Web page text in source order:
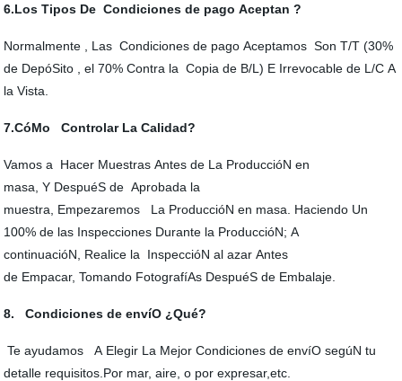
6.Los Tipos De Condiciones de pago Aceptan ?
Normalmente , Las Condiciones de pago Aceptamos Son T/T (30%
de DepóSito , el 70% Contra la Copia de B/L) E Irrevocable de L/C A
la Vista.
7.CóMo Controlar La Calidad?
Vamos a Hacer Muestras Antes de La ProduccióN en
masa, Y DespuéS de Aprobada la
muestra, Empezaremos La ProduccióN en masa. Haciendo Un
100% de las Inspecciones Durante la ProduccióN; A
continuacióN, Realice la InspeccióN al azar Antes
de Empacar, Tomando FotografíAs DespuéS de Embalaje.
8. Condiciones de envíO ¿Qué?
Te ayudamos A Elegir La Mejor Condiciones de envíO segúN tu
detalle requisitos.Por mar, aire, o por expresar,etc.